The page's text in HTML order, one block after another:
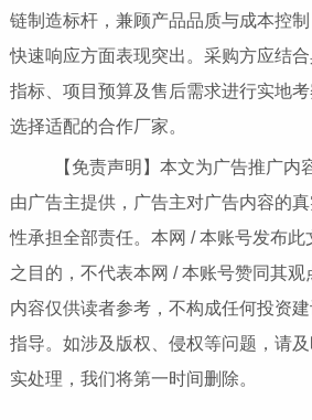
链制造标杆，兼顾产品品质与成本控
快速响应方面表现突出。采购方应结
指标、项目预算及售后需求进行实地
选择适配的合作厂家。
【免责声明】本文为广告推广内
由广告主提供，广告主对广告内容的
性承担全部责任。本网 / 本账号发布此
之目的，不代表本网 / 本账号赞同其
内容仅供读者参考，不构成任何投资
指导。如涉及版权、侵权等问题，请
实处理，我们将第一时间删除。